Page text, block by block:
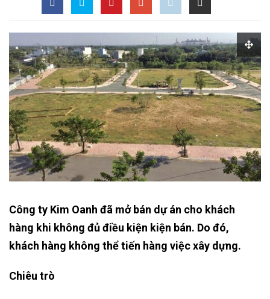
Công ty Kim Oanh đã mở bán dự án cho khách
hàng khi không đủ điều kiện kiện bán. Do đó,
khách hàng không thể tiến hàng việc xây dựng.
Chiêu trò